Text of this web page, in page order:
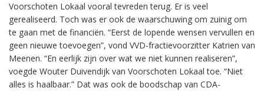
Voorschoten Lokaal vooral tevreden terug. Er is veel
gerealiseerd. Toch was er ook de waarschuwing om zuinig om
te gaan met de financiën. “Eerst de lopende wensen vervullen en
geen nieuwe toevoegen”, vond VVD-fractievoorzitter Katrien van
Meenen. “En eerlijk zijn over wat we niet kunnen realiseren”,
voegde Wouter Duivendijk van Voorschoten Lokaal toe. “Niet
alles is haalbaar.” Dat was ook de boodschap van CDA-